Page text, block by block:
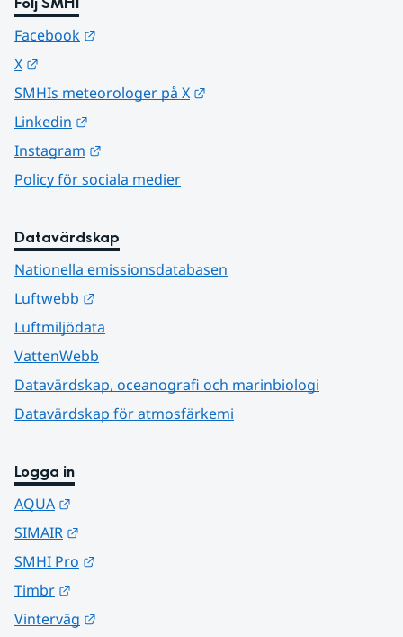
Facebook
X
SMHIs meteorologer på X
Linkedin
Instagram
Policy för sociala medier
Datavärdskap
Nationella emissionsdatabasen
Luftwebb
Luftmiljödata
VattenWebb
Datavärdskap, oceanografi och marinbiologi
Datavärdskap för atmosfärkemi
Logga in
AQUA
SIMAIR
SMHI Pro
Timbr
Vinterväg